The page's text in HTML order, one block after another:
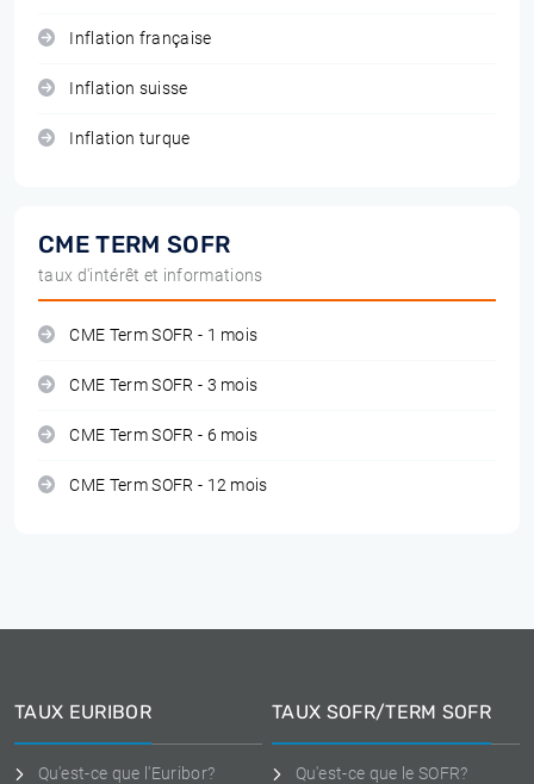
Inflation française
Inflation suisse
Inflation turque
CME TERM SOFR
taux d'intérêt et informations
CME Term SOFR - 1 mois
CME Term SOFR - 3 mois
CME Term SOFR - 6 mois
CME Term SOFR - 12 mois
TAUX EURIBOR
Qu'est-ce que l'Euribor?
TAUX SOFR/TERM SOFR
Qu'est-ce que le SOFR?